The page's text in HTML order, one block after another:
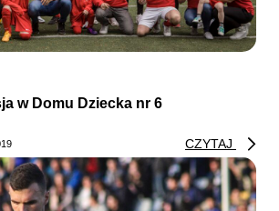
w Domu Dziecka nr 6
CZYTAJ